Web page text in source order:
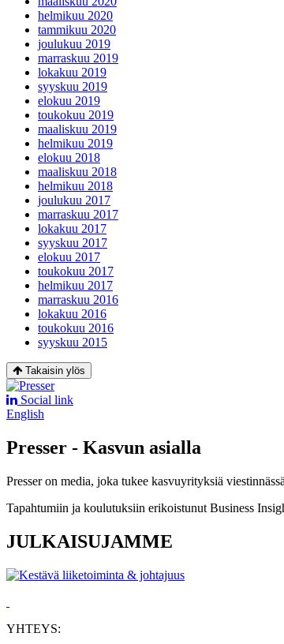
helmikuu 2020
tammikuu 2020
joulukuu 2019
marraskuu 2019
lokakuu 2019
syyskuu 2019
elokuu 2019
toukokuu 2019
maaliskuu 2019
helmikuu 2019
elokuu 2018
maaliskuu 2018
helmikuu 2018
joulukuu 2017
marraskuu 2017
lokakuu 2017
syyskuu 2017
elokuu 2017
toukokuu 2017
helmikuu 2017
marraskuu 2016
lokakuu 2016
toukokuu 2016
syyskuu 2015
Takaisin ylös
Social link
English
Presser - Kasvun asialla
Presser on media, joka tukee kasvuyrityksiä
Tapahtumiin ja koulutuksiin erikoistunut Business
JULKAISUJAMME
YHTEYS: